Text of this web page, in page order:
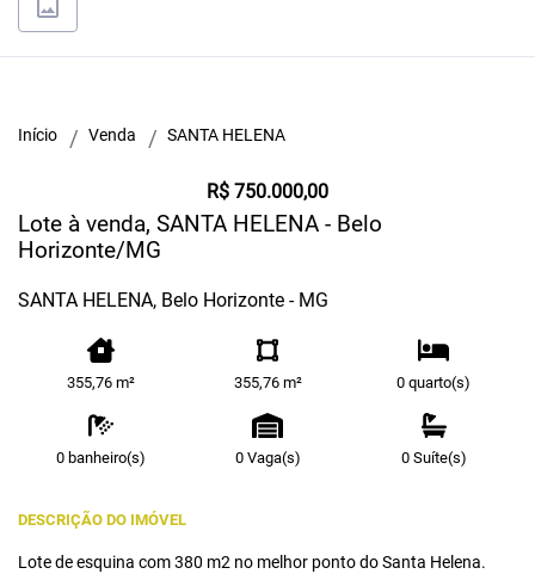
Início Venda SANTA HELENA
R$ 750.000,00
Lote à venda, SANTA HELENA - Belo
Horizonte/MG
SANTA HELENA, Belo Horizonte - MG
355,76 m² 355,76 m² 0 quarto(s)
0 banheiro(s) 0 Vaga(s) 0 Suíte(s)
DESCRIÇÃO DO IMÓVEL
Lote de esquina com 380 m2 no melhor ponto do Santa Helena.